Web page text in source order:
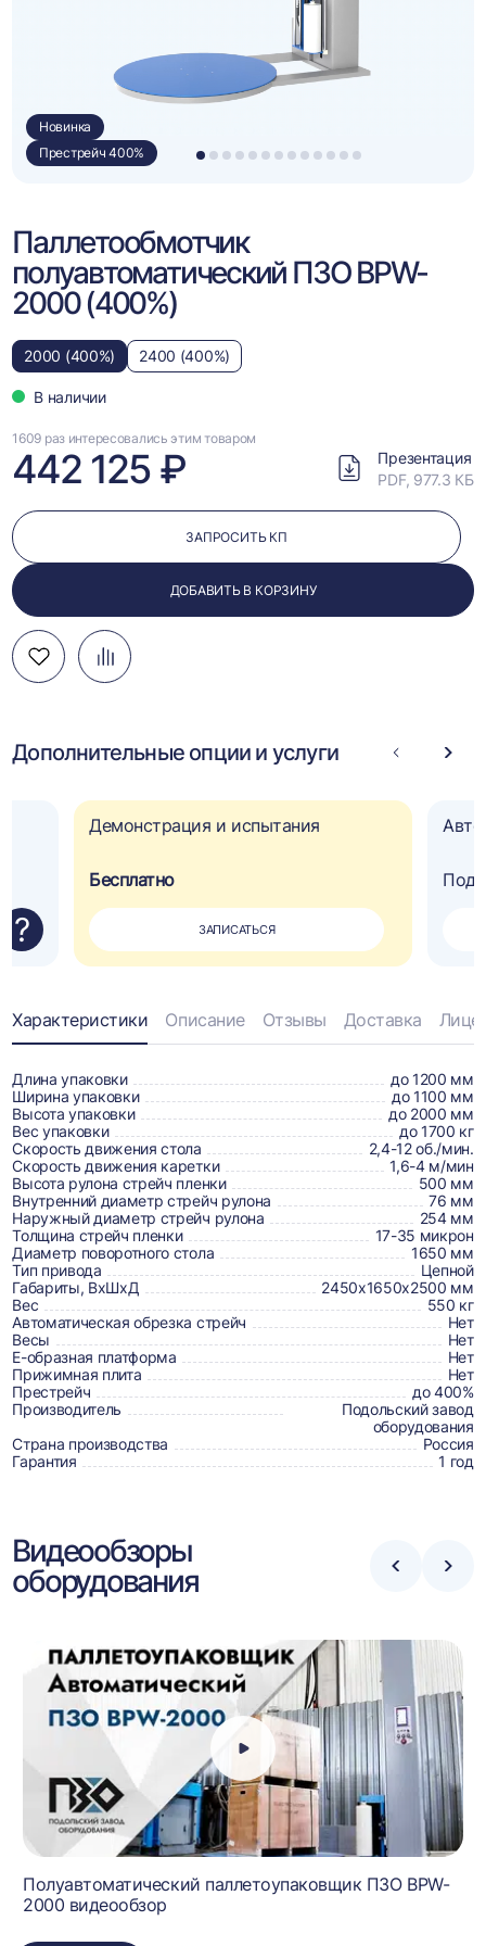
1 2 3 4 5 6 7 8 9 10111213
Новинка
Престрейч 400%
Паллетообмотчик
полуавтоматический ПЗО BPW-
2000 (400%)
2000 (400%) 2400 (400%)
В наличии
1609 раз интересовались этим товаром
442 125 ₽
Презентация
PDF, 977.3 КБ
ЗАПРОСИТЬ КП
ДОБАВИТЬ В КОРЗИНУ
Добавить
в
Добавить
в
Перейти
к
Дополнительные опции и услуги
Стрелка
?
Демонстрация и испытания
Бесплатно
ЗАПИСАТЬСЯ
Под
Информация
о
товаре,
доставке,
отзывах
и
сертификаты
Характеристики Описание Отзывы Доставка
Длина упаковки
до 1200 мм
Ширина упаковки
до 1100 мм
Высота упаковки
до 2000 мм
Вес упаковки
до 1700 кг
Скорость движения стола
2,4-12 об./мин.
Скорость движения каретки
1,6-4 м/мин
Высота рулона стрейч пленки
500 мм
Внутренний диаметр стрейч рулона
76 мм
Наружный диаметр стрейч рулона
254 мм
Толщина стрейч пленки
17-35 микрон
Диаметр поворотного стола
1650 мм
Тип привода
Цепной
Габариты, ВхШхД
2450х1650х2500 мм
Вес
550 кг
Автоматическая обрезка стрейч
Нет
Весы
Нет
Е-образная платформа
Нет
Прижимная плита
Нет
Престрейч
до 400%
Производитель
Подольский завод
оборудования
Страна производства
Россия
Гарантия
1 год
Видеообзоры
оборудования
Стрелка
Полуавтоматический паллетоупаковщик ПЗО BPW-
2000 видеообзор